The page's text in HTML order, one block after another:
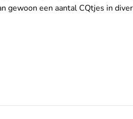
gewoon een aantal CQtjes in